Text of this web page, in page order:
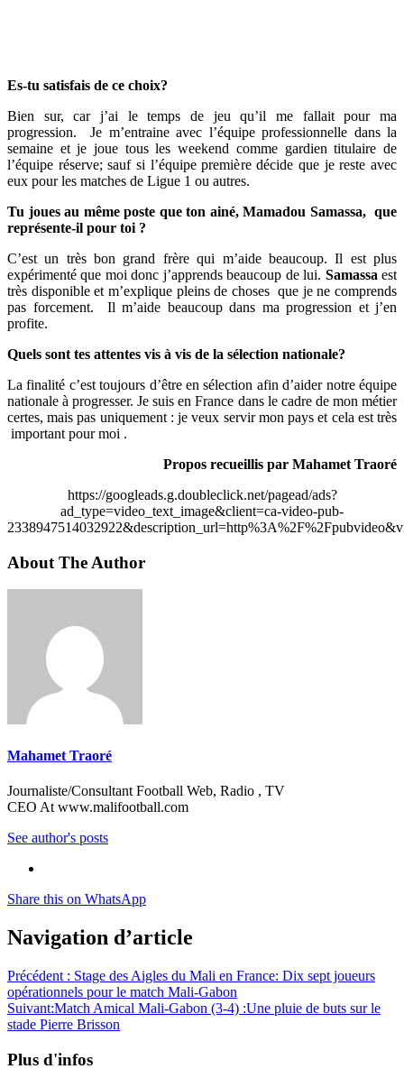
Es-tu satisfais de ce choix?
Bien sur, car j’ai le temps de jeu qu’il me fallait pour ma
progression. Je m’entraine avec l’équipe professionnelle dans la
semaine et je joue tous les weekend comme gardien titulaire de
l’équipe réserve; sauf si l’équipe première décide que je reste avec
eux pour les matches de Ligue 1 ou autres.
Tu joues au même poste que ton ainé, Mamadou Samassa, que
représente-il pour toi ?
C’est un très bon grand frère qui m’aide beaucoup. Il est plus
expérimenté que moi donc j’apprends beaucoup de lui. Samassa est
très disponible et m’explique pleins de choses que je ne comprends
pas forcement. Il m’aide beaucoup dans ma progression et j’en
profite.
Quels sont tes attentes vis à vis de la sélection nationale?
La finalité c’est toujours d’être en sélection afin d’aider notre équipe
nationale à progresser. Je suis en France dans le cadre de mon métier
certes, mais pas uniquement : je veux servir mon pays et cela est très
important pour moi .
Propos recueillis par Mahamet Traoré
https://googleads.g.doubleclick.net/pagead/ads?
ad_type=video_text_image&client=ca-video-pub-
About The Author
Mahamet Traoré
Journaliste/Consultant Football Web, Radio , TV
CEO At www.malifootball.com
See author's posts
Share this on WhatsApp
Navigation d’article
Précédent : Stage des Aigles du Mali en France: Dix sept joueurs
opérationnels pour le match Mali-Gabon
Suivant:Match Amical Mali-Gabon (3-4) :Une pluie de buts sur le
stade Pierre Brisson
Plus d'infos